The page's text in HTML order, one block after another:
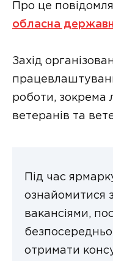
Про це
обласна
Захід
роботи, зокрема
ветеранів та
Під час
ознайомитися
вакансіями,
отримати